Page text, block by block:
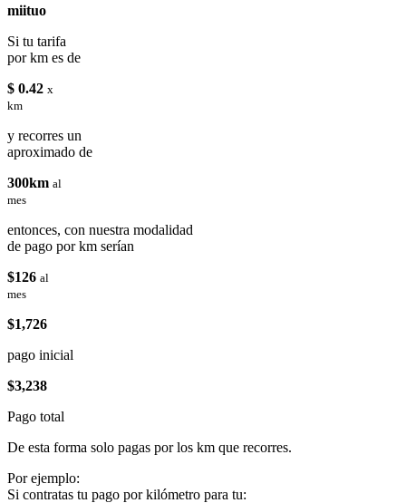
miituo
Si tu tarifa
por km es de
$ 0.42 x
km
y recorres un
aproximado de
300km al
mes
entonces, con nuestra modalidad
de pago por km serían
$126 al
mes
$1,726
pago inicial
$3,238
Pago total
De esta forma solo pagas por los km que recorres.
Por ejemplo:
Si contratas tu pago por kilómetro para tu: